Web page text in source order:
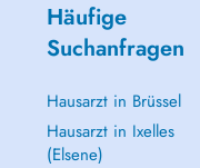
Häufige
Suchanfragen
Hausarzt in Brüssel
Hausarzt in Ixelles
(Elsene)